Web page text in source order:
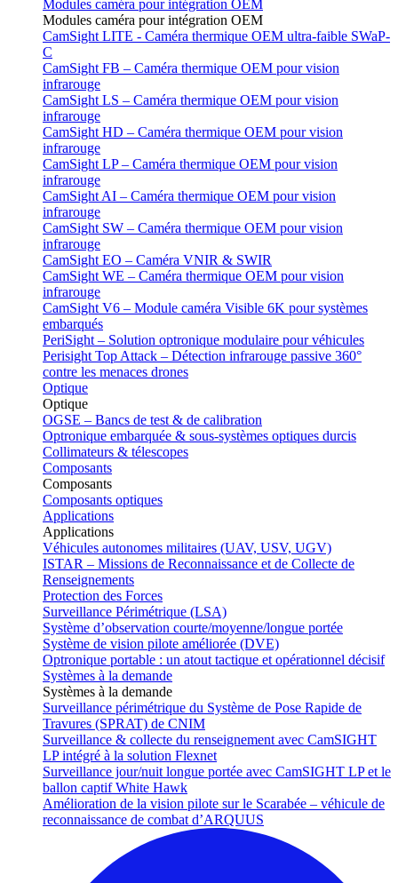
Modules caméra pour intégration OEM
Modules caméra pour intégration OEM
CamSight LITE - Caméra thermique OEM ultra-faible SWaP-
C
CamSight FB – Caméra thermique OEM pour vision
infrarouge
CamSight LS – Caméra thermique OEM pour vision
infrarouge
CamSight HD – Caméra thermique OEM pour vision
infrarouge
CamSight LP – Caméra thermique OEM pour vision
infrarouge
CamSight AI – Caméra thermique OEM pour vision
infrarouge
CamSight SW – Caméra thermique OEM pour vision
infrarouge
CamSight EO – Caméra VNIR & SWIR
CamSight WE – Caméra thermique OEM pour vision
infrarouge
CamSight V6 – Module caméra Visible 6K pour systèmes
embarqués
PeriSight – Solution optronique modulaire pour véhicules
Perisight Top Attack – Détection infrarouge passive 360°
contre les menaces drones
Optique
Optique
OGSE – Bancs de test & de calibration
Optronique embarquée & sous-systèmes optiques durcis
Collimateurs & télescopes
Composants
Composants
Composants optiques
Applications
Applications
Véhicules autonomes militaires (UAV, USV, UGV)
ISTAR – Missions de Reconnaissance et de Collecte de
Renseignements
Protection des Forces
Surveillance Périmétrique (LSA)
Système d’observation courte/moyenne/longue portée
Système de vision pilote améliorée (DVE)
Optronique portable : un atout tactique et opérationnel décisif
Systèmes à la demande
Systèmes à la demande
Surveillance périmétrique du Système de Pose Rapide de
Travures (SPRAT) de CNIM
Surveillance & collecte du renseignement avec CamSIGHT
LP intégré à la solution Flexnet
Surveillance jour/nuit longue portée avec CamSIGHT LP et le
ballon captif White Hawk
Amélioration de la vision pilote sur le Scarabée – véhicule de
reconnaissance de combat d’ARQUUS